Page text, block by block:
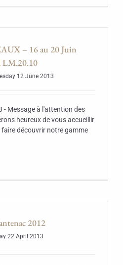
– 16 au 20 Juin
LM.20.10
12 June 2013
- Message à l'attention des
heureux de vous accueillir
découvrir notre gamme
2012
22 April 2013